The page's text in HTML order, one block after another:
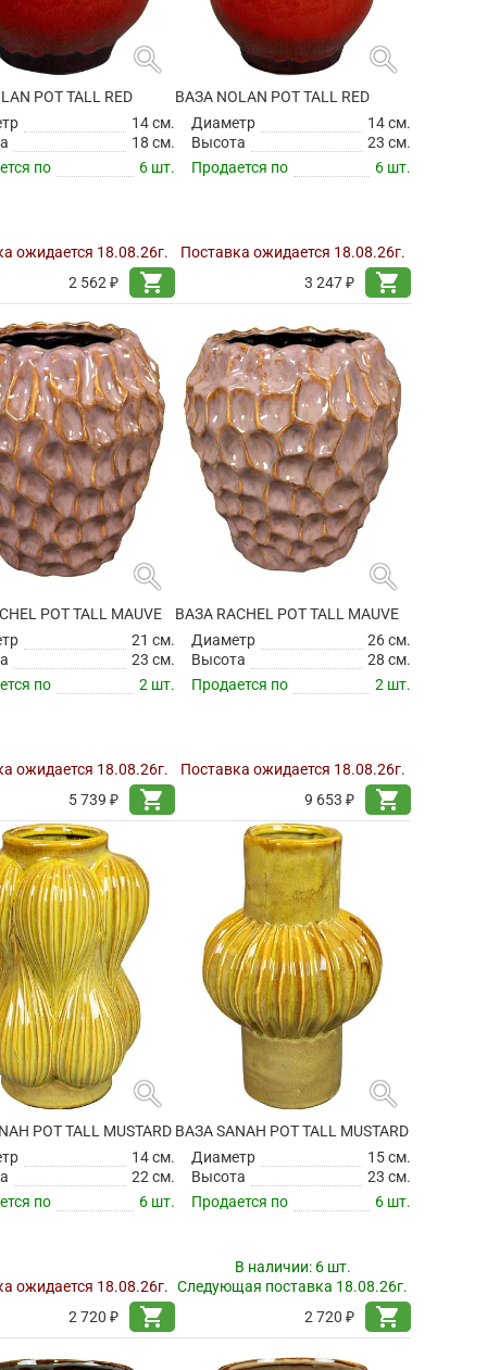
search
POT TALL RED
14 см.
18 см.
по
6 шт.
ожидается 18.08.26г.
2 562 ₽
shopping_cart
search
ВАЗА NOLAN POT TALL RED
Диаметр
14 см.
Высота
23 см.
Продается по
6 шт.
Поставка ожидается 18.08.26г.
3 247 ₽
shopping_cart
search
POT TALL MAUVE
21 см.
23 см.
по
2 шт.
ожидается 18.08.26г.
5 739 ₽
shopping_cart
search
ВАЗА RACHEL POT TALL MAUVE
Диаметр
26 см.
Высота
28 см.
Продается по
2 шт.
Поставка ожидается 18.08.26г.
9 653 ₽
shopping_cart
search
POT TALL MUSTARD
14 см.
22 см.
по
6 шт.
ожидается 18.08.26г.
2 720 ₽
shopping_cart
search
ВАЗА SANAH POT TALL MUSTARD
Диаметр
15 см.
Высота
23 см.
Продается по
6 шт.
В наличии: 6 шт.
Следующая поставка 18.08.26г.
2 720 ₽
shopping_cart